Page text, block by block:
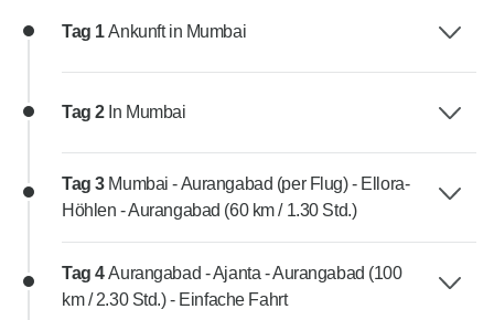
Tag 1Ankunft in Mumbai
Tag 2 In Mumbai
Tag 3 Mumbai - Aurangabad (per Flug) - Ellora-
Höhlen - Aurangabad (60 km / 1.30 Std.)
Tag 4Aurangabad - Ajanta - Aurangabad (100
km / 2.30 Std.) - Einfache Fahrt